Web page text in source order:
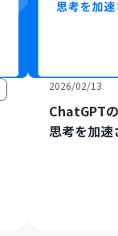
2026/02/13
ChatGPT
思考を加速